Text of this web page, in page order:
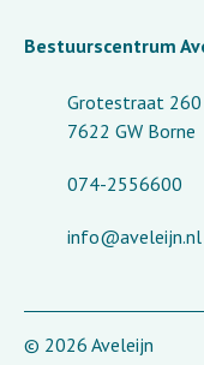
Bestuurscentrum
Grotestraat 260
7622 GW Borne
074-2556600
info@aveleijn.nl
© 2026 Aveleijn